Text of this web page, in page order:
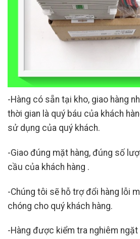
-Hàng có sẵn tại kho, giao hàng
thời gian là quý báu của khách
sử dụng của quý khách.
-Giao đúng mặt hàng, đúng số
cầu của khách hàng .
-Chúng tôi sẽ hỗ trợ đổi hàng lỗi
chóng cho quý khách hàng.
-Hàng được kiểm tra nghiêm